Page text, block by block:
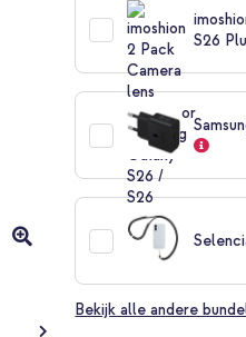
S26
Bekijk alle andere